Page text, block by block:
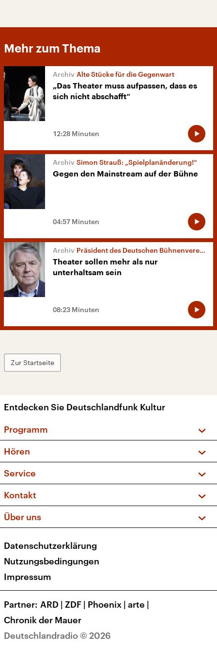
Mehr zum Thema
Alte Stücke für die Gegenwart
„Das Theater muss aufpassen, dass es
sich nicht abschafft“
12:28 Minuten
Simon Strauß: „Spielplanänderung!“
Gegen den Mainstream auf der Bühne
04:57 Minuten
Präsident des Deutschen Bühnenvereins
Theater sollen mehr als nur
unterhaltsam sein
08:23 Minuten
Zur Startseite
Entdecken Sie Deutschlandfunk Kultur
Programm
Sendungen und Podcasts
Musikliste
Kakadu – Das Kinderprogramm
Hören
Frequenzen (UKW + DAB+)
Service
FAQ
Apps
Newsletter
Veranstaltungen
Kontakt
Social Media
Über uns
Presse
Karriere
Transparenz
Deutschlandradio © 2026
Datenschutzerklärung
Nutzungsbedingungen
Impressum
Partner ARD | ZDF | Phoenix | arte |
Chronik der Mauer